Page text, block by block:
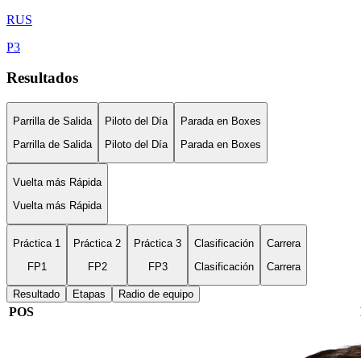
RUS
P3
Resultados
Parrilla de Salida
Parrilla de Salida
Piloto del Día
Piloto del Día
Parada en Boxes
Parada en Boxes
Vuelta más Rápida
Vuelta más Rápida
Práctica 1
FP1
Práctica 2
FP2
Práctica 3
FP3
Clasificación
Clasificación
Carrera
Carrera
Resultado Etapas Radio de equipo
POS